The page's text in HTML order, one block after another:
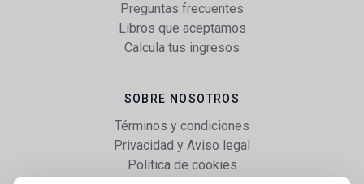
Preguntas frecuentes
Libros que aceptamos
Calcula tus ingresos
SOBRE NOSOTROS
Términos y condiciones
Privacidad y Aviso legal
Política de cookies